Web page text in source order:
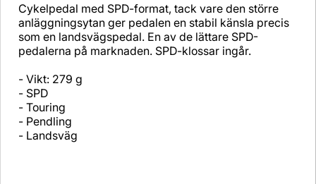
Cykelpedal med SPD-format, tack vare den större
anläggningsytan ger pedalen en stabil känsla precis
som en landsvägspedal. En av de lättare SPD-
pedalerna på marknaden. SPD-klossar ingår.
- Vikt: 279 g
- SPD
- Touring
- Pendling
- Landsväg